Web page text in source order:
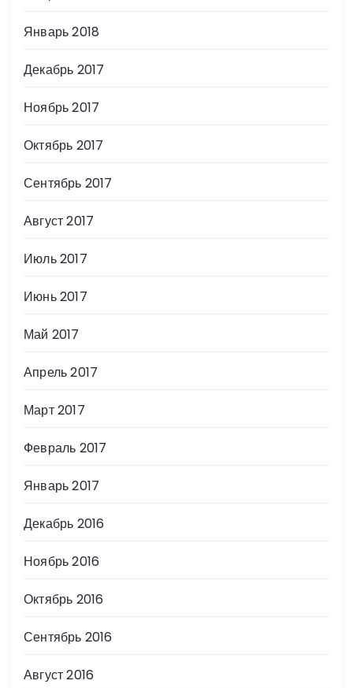
Январь 2018
Декабрь 2017
Ноябрь 2017
Октябрь 2017
Сентябрь 2017
Август 2017
Июль 2017
Июнь 2017
Май 2017
Апрель 2017
Март 2017
Февраль 2017
Январь 2017
Декабрь 2016
Ноябрь 2016
Октябрь 2016
Сентябрь 2016
Август 2016